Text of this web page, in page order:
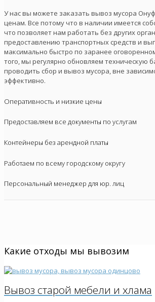
У нас вы можете заказать вывоз мусора
ценам. Все потому что в наличии имеется
что позволяет нам работать без других
предоставлению транспортных средств и
максимально быстро по заранее
того, мы регулярно обновляем техническую
проводить сбор и вывоз мусора, вне
эффективно.
Оперативность и низкие цены
Предоставляем все документы по услугам
Контейнеры без арендной платы
Работаем по всему городскому округу
Персональный менеджер для юр. лиц
Какие отходы мы вывозим
Вывоз старой мебели и хлама